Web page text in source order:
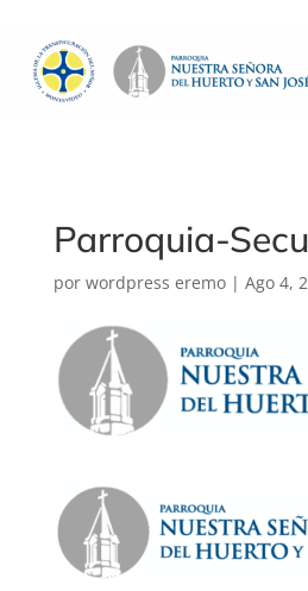
Parroquia-
por wordpress eremo| Ago 4,